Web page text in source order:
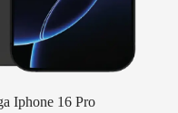
Iphone 16 Pro